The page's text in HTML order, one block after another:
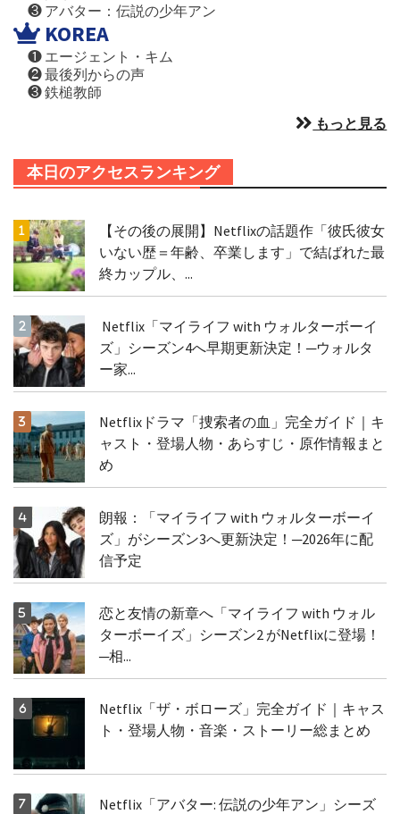
❸ アバター：伝説の少年アン
KOREA
❶ エージェント・キム
❷ 最後列からの声
❸ 鉄槌教師
もっと見る
本日のアクセスランキング
【その後の展開】Netflixの話題作「彼氏彼女
いない歴＝年齢、卒業します」で結ばれた最
終カップル、...
Netflix「マイライフ with ウォルターボーイ
ズ」シーズン4へ早期更新決定！─ウォルタ
ー家...
Netflixドラマ「捜索者の血」完全ガイド｜キ
ャスト・登場人物・あらすじ・原作情報まと
め
朗報：「マイライフ with ウォルターボーイ
ズ」がシーズン3へ更新決定！─2026年に配
信予定
恋と友情の新章へ「マイライフ with ウォル
ターボーイズ」シーズン2 がNetflixに登場！
─相...
Netflix「ザ・ボローズ」完全ガイド｜キャス
ト・登場人物・音楽・ストーリー総まとめ
Netflix「アバター: 伝説の少年アン」シーズ